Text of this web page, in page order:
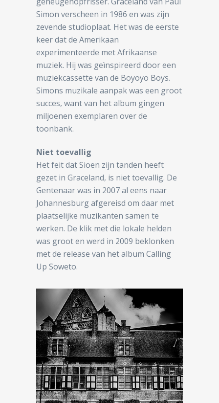
Simon verscheen in 1986 en was zijn
zevende studioplaat. Het was de eerste
keer dat de Amerikaan
experimenteerde met Afrikaanse
muziek. Hij was geïnspireerd door een
muziekcassette van de Boyoyo Boys.
Simons muzikale aanpak was een groot
succes, want van het album gingen
miljoenen exemplaren over de
toonbank.
Niet toevallig
Het feit dat Sioen zijn tanden heeft
gezet in Graceland, is niet toevallig. De
Gentenaar was in 2007 al eens naar
Johannesburg afgereisd om daar met
plaatselijke muzikanten samen te
werken. De klik met die lokale helden
was groot en werd in 2009 beklonken
met de release van het album Calling
Up Soweto.